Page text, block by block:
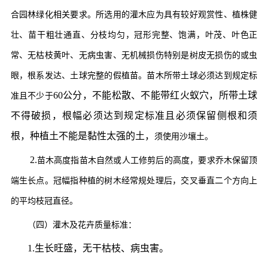
合园林绿化相关要求。所选用的灌木应为具有较好观赏性、植株健
壮、苗干粗壮通直、分枝均匀，冠形完整、饱满，叶茂、叶色正
常、无枯枝黄叶、无病虫害、无机械损伤特别是树皮无损伤的或虫
眼，根系发达、土球完整的假植苗。苗木所带土球必须达到规定标
准且不少于60公分，不能松散、不能带红火蚁穴，所带土球
不得破损，根幅必须达到规定标准且必须保留侧根和须
根，种植土不能是黏性太强的土，
须使用沙壤土。
2.苗木高度指苗木自然或人工修剪后的高度，要求乔木保留顶
端生长点。冠幅指种植的树木经常规处理后，交叉垂直二个方向上
的平均枝冠直径。
（四）灌木及花卉质量标准：
1.生长旺盛，无干枯枝、病虫害。